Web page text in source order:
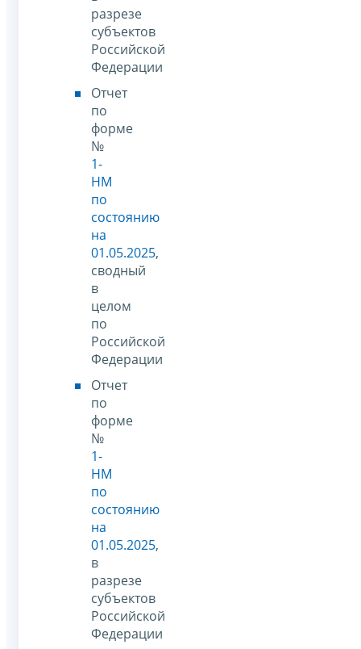
разрезе
субъектов
Российской
Федерации
Отчет
по
форме
№
1-
НМ
по
состоянию
на
01.05.2025,
сводный
в
целом
по
Российской
Федерации
Отчет
по
форме
№
1-
НМ
по
состоянию
на
01.05.2025,
в
разрезе
субъектов
Российской
Федерации